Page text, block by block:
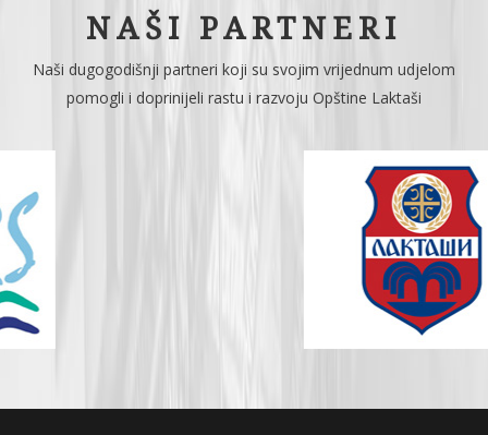
NAŠI PARTNERI
Naši dugogodišnji partneri koji su svojim vrijednum udjelom
pomogli i doprinijeli rastu i razvoju Opštine Laktaši